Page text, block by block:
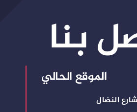
بنا
الموقع الحالي
النضال